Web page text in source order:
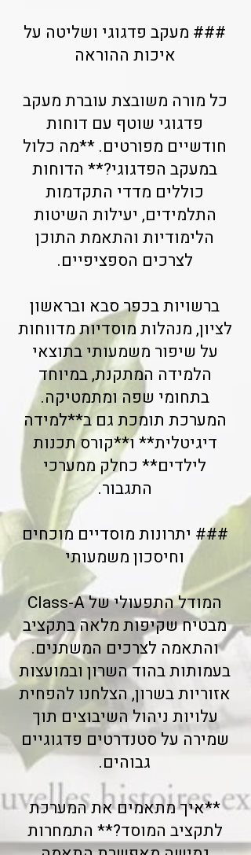
### מעקב פדגוגי ושליטה על
איכות ההוראה
כל מורה משובצת עוברת מעקב
פדגוגי שוטף עם דוחות
חודשיים מפורטים. **מה כלול
במעקב הפדגוגי?** הדוחות
כוללים מדדי התקדמות
התלמידים, יעילות השיטות
הלימודיות והתאמת התוכן
לצרכים הספציפיים.
ברשויות בכפר סבא ובראשון
לציון, מנהלות מוסדיות מדווחות
על שיפור משמעותי בתוצאי
הלמידה המתקנת, במיוחד
בתחומי שפה ומתמטיקה.
המערכת תומכת גם ב**למידה
דיגיטלית** ו**קורס תכנות
לילדים** כחלק ממערכי
התגבור.
### יתרונות מוסדיים מוכחים
וחיסכון משמעותי
המודל התפעולי של Class-A
מבטיח שקיפות מלאה בתקציב
והתאמה לצרכים המשתנים.
בעמותות בהוד השרון ובמועצות
אזוריות בשרון, הצלחנו להפחית
עלויות ניהול השיבוצים תוך
שמירה על סטנדרטים פדגוגיים
גבוהים.
**איך מתאמים את המערכת
לתקציב המוסד?** התמחרות